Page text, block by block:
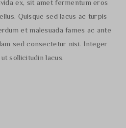
ex, sit amet fermentum eros
Quisque sed lacus ac turpis
et malesuada fames ac ante
sed consectetur nisi. Integer
sollicitudin lacus.